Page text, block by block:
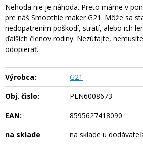
Nehoda nie je náhoda. Preto máme v
pre náš Smoothie maker G21. Môže sa
nedopatrením poškodí, stratí, alebo ich
ďalších členov rodiny. Nezúfajte,
odopierať.
Výrobca:
G21
Obj. čislo:
PEN6008673
EAN:
8595627418090
na sklade
na sklade u